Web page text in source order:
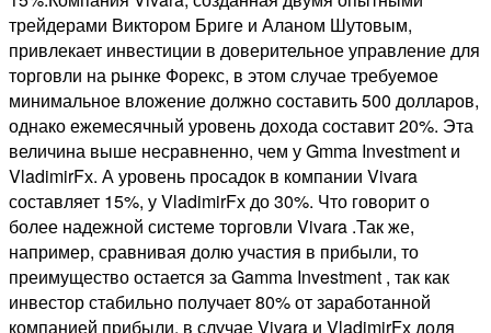
трейдерами Виктором Бриге и Аланом Шутовым,
привлекает инвестиции в доверительное управление для
торговли на рынке Форекс, в этом случае требуемое
минимальное вложение должно составить 500 долларов,
однако ежемесячный уровень дохода составит 20%. Эта
величина выше несравненно, чем у Gmma Investment и
VladimirFх. А уровень просадок в компании Vivara
составляет 15%, у VladimirFх до 30%. Что говорит о
более надежной системе торговли Vivara .Так же,
например, сравнивая долю участия в прибыли, то
преимущество остается за Gamma Investment , так как
инвестор стабильно получает 80% от заработанной
компанией прибыли, в случае Vivara и VladimirFх доля